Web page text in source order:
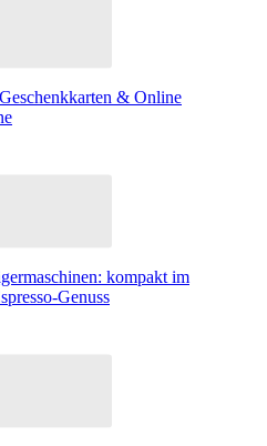
& Online
kompakt im
Genuss